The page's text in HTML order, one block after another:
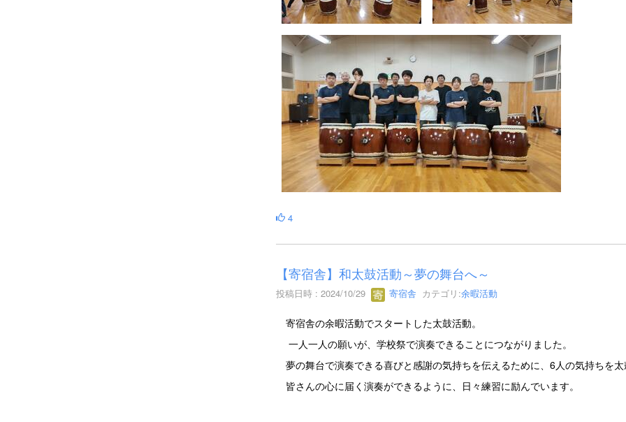
4
【寄宿舎】和太鼓活動～夢の舞台へ～
投稿日時 : 2024/10/29 寄宿舎 カテゴリ:余暇活動
寄宿舎の余暇活動でスタートした太鼓活動。
一人一人の願いが、学校祭で演奏できることにつながりました。
夢の舞台で演奏できる喜びと感謝の気持ちを伝えるために、6人の気持ちを
皆さんの心に届く演奏ができるように、日々練習に励んでいます。